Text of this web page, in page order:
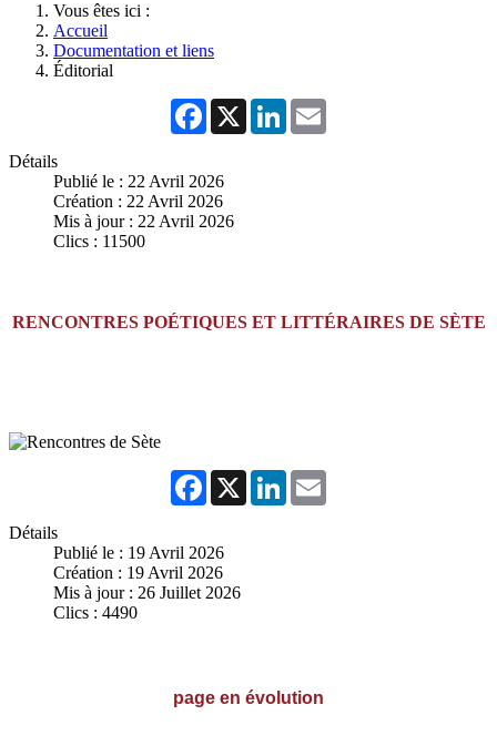
Vous êtes ici :
Accueil
Documentation et liens
Éditorial
Facebook
X LinkedIn
Détails
Publié le : 22 Avril 2026
Création : 22 Avril 2026
Mis à jour : 22 Avril 2026
Clics : 11500
RENCONTRES POÉTIQUES ET LITTÉRAIRES DE SÈTE
Facebook
X LinkedIn
Détails
Publié le : 19 Avril 2026
Création : 19 Avril 2026
Mis à jour : 26 Juillet 2026
Clics : 4490
page en évolution